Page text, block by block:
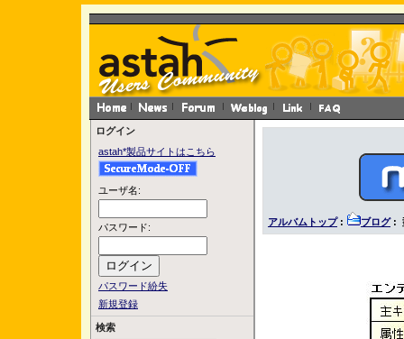
ログイン
astah*製品サイトはこちら
ユーザ名:
パスワード:
パスワード紛失
新規登録
検索
アルバムトップ: ブログ: